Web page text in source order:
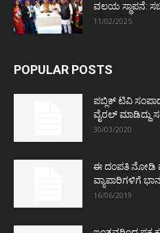
ವಲಯ ಸ್ಥಾಪನೆ:
11/02/2025
POPULAR POSTS
ಪಬ್ಲಿಕ್ ಟಿವಿ
ವೈರಲ್ ಮಾಡಿದ್ದು
30/03/2020
ಈ ದಂಪತಿ ನೋಡಿ
ವ್ಯಾಪಾರಿಗಳಿಗೆ
16/06/2019